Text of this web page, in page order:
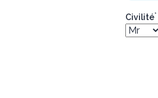
Civilité*